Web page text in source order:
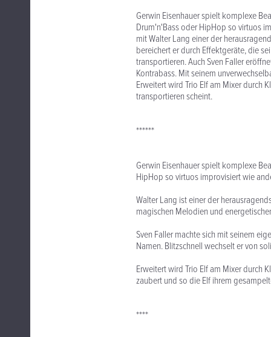
Gerwin Eisenhauer spielt komplexe
Drum'n'Bass oder HipHop so virtuos
mit Walter Lang einer der
bereichert er durch Effektgeräte, die
transportieren. Auch Sven Faller
Kontrabass. Mit seinem
Erweitert wird Trio Elf am Mixer durch
transportieren scheint.
******
Gerwin Eisenhauer spielt komplexe
HipHop so virtuos improvisiert wie
Walter Lang ist einer der
magischen Melodien und
Sven Faller machte sich mit seinem
Namen. Blitzschnell wechselt er von
Erweitert wird Trio Elf am Mixer durch
zaubert und so die Elf ihrem
****